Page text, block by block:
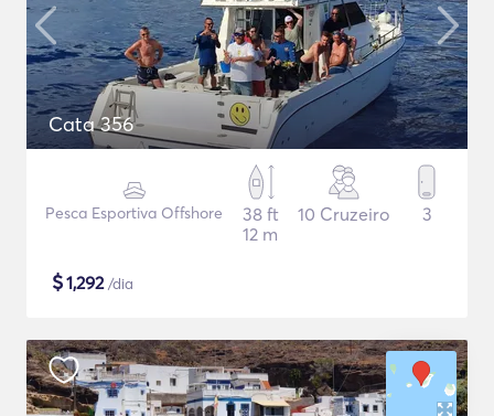
Cata 356
Pesca Esportiva Offshore
38 ft
12 m
10 Cruzeiro 3
$1,292/dia